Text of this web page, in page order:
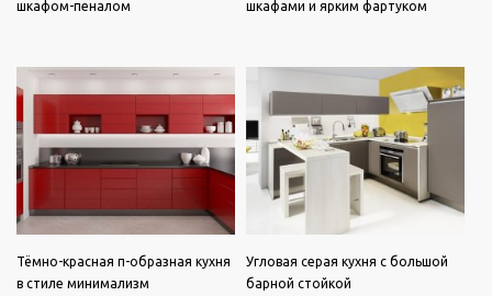
шкафом-пеналом
шкафами и ярким фартуком
Тёмно-красная п-образная кухня
в стиле минимализм
Угловая серая кухня с большой
барной стойкой